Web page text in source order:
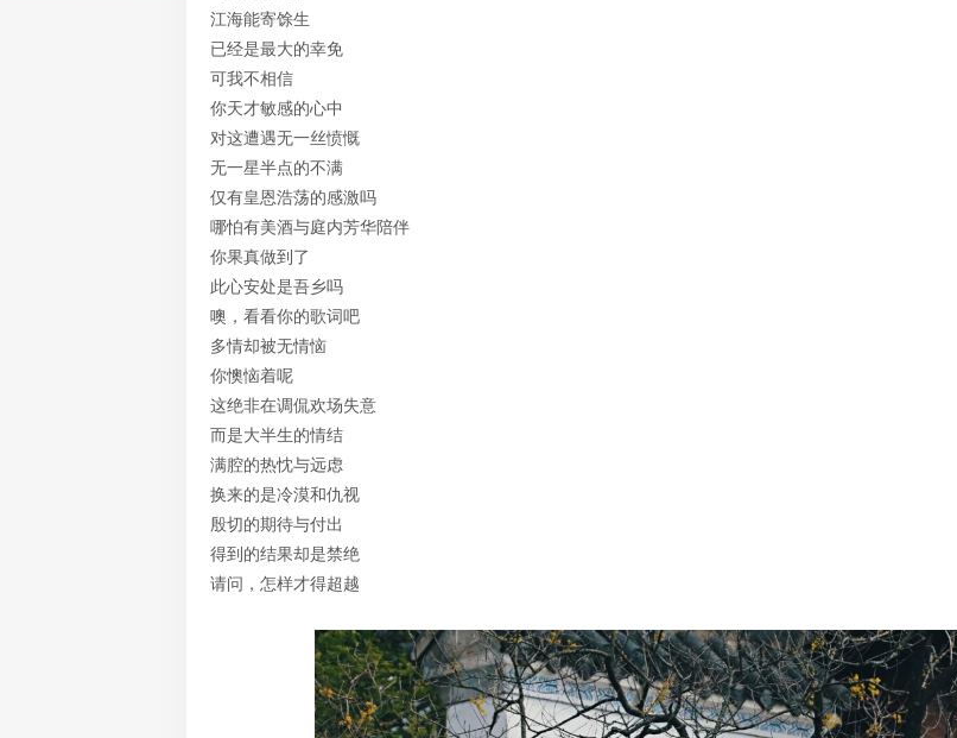
江海能寄馀生
已经是最大的幸免
可我不相信
你天才敏感的心中
对这遭遇无一丝愤慨
无一星半点的不满
仅有皇恩浩荡的感激吗
哪怕有美酒与庭内芳华陪伴
你果真做到了
此心安处是吾乡吗
噢，看看你的歌词吧
多情却被无情恼
你懊恼着呢
这绝非在调侃欢场失意
而是大半生的情结
满腔的热忱与远虑
换来的是冷漠和仇视
殷切的期待与付出
得到的结果却是禁绝
请问，怎样才得超越